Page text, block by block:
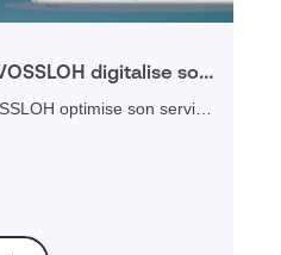
digitalise son
de la mobilité verte
optimise son service